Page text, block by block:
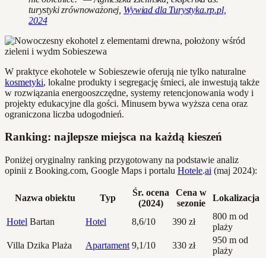
turystyki zrównoważonej, Wywiad dla Turystyka.rp.pl,
2024
W praktyce ekohotele w Sobieszewie oferują nie tylko naturalne
kosmetyki, lokalne produkty i segregację śmieci, ale inwestują także
w rozwiązania energooszczędne, systemy retencjonowania wody i
projekty edukacyjne dla gości. Minusem bywa wyższa cena oraz
ograniczona liczba udogodnień.
Ranking: najlepsze miejsca na każdą kieszeń
Poniżej oryginalny ranking przygotowany na podstawie analiz
opinii z Booking.com, Google Maps i portalu Hotele.ai (maj 2024):
Nazwa obiektu Typ
Śr. ocena
(2024)
Cena w
sezonie
Lokalizacja
Hotel Bartan Hotel 8,6/10 390 zł
800 m od
plaży
Villa Dzika Plaża
Apartament 9,1/10 330 zł
950 m od
plaży